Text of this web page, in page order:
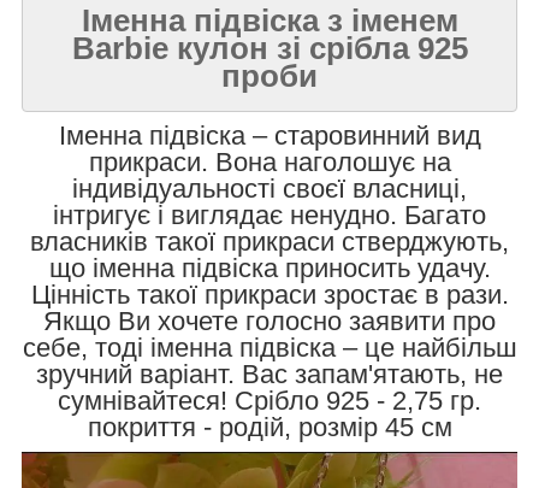
Іменна підвіска з іменем
Barbie кулон зі срібла 925
проби
Іменна підвіска – старовинний вид
прикраси. Вона наголошує на
індивідуальності своєї власниці,
інтригує і виглядає ненудно. Багато
власників такої прикраси стверджують,
що іменна підвіска приносить удачу.
Цінність такої прикраси зростає в рази.
Якщо Ви хочете голосно заявити про
себе, тоді іменна підвіска – це найбільш
зручний варіант. Вас запам'ятають, не
сумнівайтеся! Срібло 925 - 2,75 гр.
покриття - родій, розмір 45 см